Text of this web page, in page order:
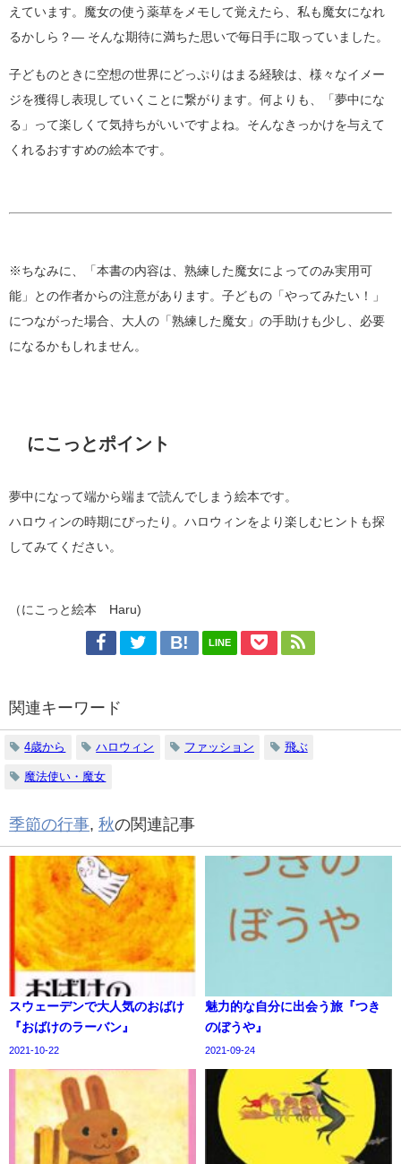
えています。魔女の使う薬草をメモして覚えたら、私も魔女になれ
るかしら？― そんな期待に満ちた思いで毎日手に取っていました。
子どものときに空想の世界にどっぷりはまる経験は、様々なイメー
ジを獲得し表現していくことに繋がります。何よりも、「夢中にな
る」って楽しくて気持ちがいいですよね。そんなきっかけを与えて
くれるおすすめの絵本です。
※ちなみに、「本書の内容は、熟練した魔女によってのみ実用可
能」との作者からの注意があります。子どもの「やってみたい！」
につながった場合、大人の「熟練した魔女」の手助けも少し、必要
になるかもしれません。
にこっとポイント
夢中になって端から端まで読んでしまう絵本です。
ハロウィンの時期にぴったり。ハロウィンをより楽しむヒントも探
してみてください。
（にこっと絵本 Haru)
LINE
関連キーワード
4歳から ハロウィン ファッション 飛ぶ
魔法使い・魔女
季節の行事, 秋の関連記事
スウェーデンで大人気のおばけ
『おばけのラーバン』
2021-10-22
魅力的な自分に出会う旅『つき
のぼうや』
2021-09-24